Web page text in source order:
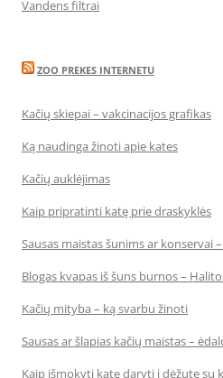
Vandens filtrai
ZOO PREKES INTERNETU
Kačių skiepai – vakcinacijos grafikas
Ką naudinga žinoti apie kates
Kačių auklėjimas
Kaip pripratinti katę prie draskyklės
Sausas maistas šunims ar konservai
Blogas kvapas iš šuns burnos –
Kačių mityba – ką svarbu žinoti
Sausas ar šlapias kačių maistas –
Kaip išmokyti katę daryti į dėžutę su